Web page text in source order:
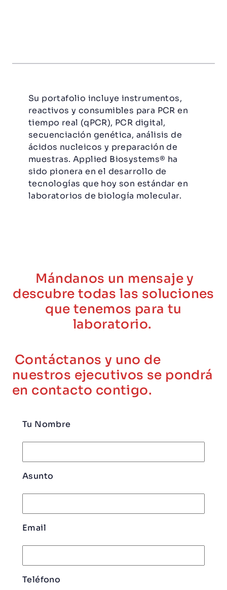
Su portafolio incluye instrumentos,
reactivos y consumibles para PCR en
tiempo real (qPCR), PCR digital,
secuenciación genética, análisis de
ácidos nucleicos y preparación de
muestras. Applied Biosystems® ha
sido pionera en el desarrollo de
tecnologías que hoy son estándar en
laboratorios de biología molecular.
Mándanos un mensaje y
descubre todas las soluciones
que tenemos para tu
laboratorio.
Contáctanos y uno de
nuestros ejecutivos se pondrá
en contacto contigo.
Tu Nombre
Asunto
Email
Teléfono